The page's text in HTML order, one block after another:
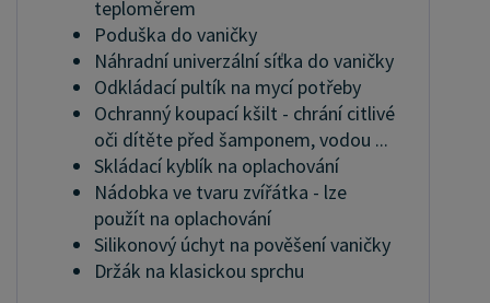
teploměrem
Poduška do vaničky
Náhradní univerzální síťka do vaničky
Odkládací pultík na mycí potřeby
Ochranný koupací kšilt - chrání citlivé
oči dítěte před šamponem, vodou ...
Skládací kyblík na oplachování
Nádobka ve tvaru zvířátka - lze
použít na oplachování
Silikonový úchyt na pověšení vaničky
Držák na klasickou sprchu